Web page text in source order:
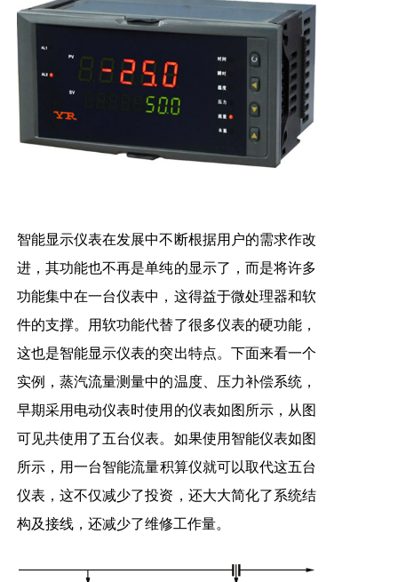
智能显示仪表在发展中不断根据用户的需求作改
进，其功能也不再是单纯的显示了，而是将许多
功能集中在一台仪表中，这得益于微处理器和软
件的支撑。用软功能代替了很多仪表的硬功能，
这也是智能显示仪表的突出特点。下面来看一个
实例，蒸汽流量测量中的温度、压力补偿系统，
早期采用电动仪表时使用的仪表如图所示，从图
可见共使用了五台仪表。如果使用智能仪表如图
所示，用一台智能流量积算仪就可以取代这五台
仪表，这不仅减少了投资，还大大简化了系统结
构及接线，还减少了维修工作量。